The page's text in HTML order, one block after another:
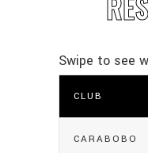
CLUB
CARABOBO